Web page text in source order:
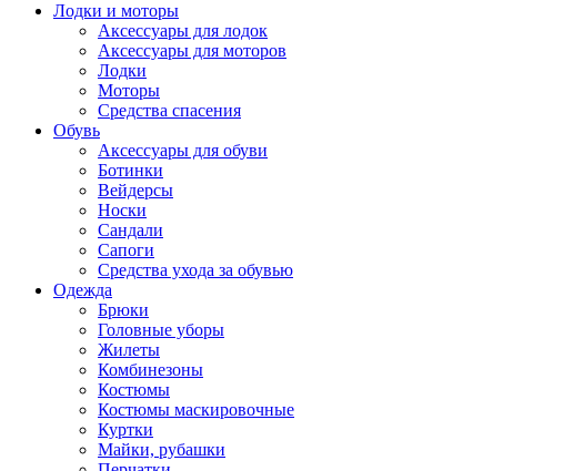
Лодки и моторы
Аксессуары для лодок
Аксессуары для моторов
Лодки
Моторы
Средства спасения
Обувь
Аксессуары для обуви
Ботинки
Вейдерсы
Носки
Сандали
Сапоги
Средства ухода за обувью
Одежда
Брюки
Головные уборы
Жилеты
Комбинезоны
Костюмы
Костюмы маскировочные
Куртки
Майки, рубашки